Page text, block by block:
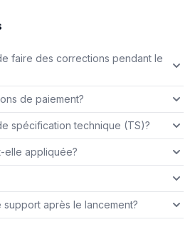
faire des corrections pendant le
de paiement?
spécification technique (TS)?
elle appliquée?
après le lancement?